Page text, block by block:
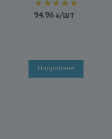
94.96 /шт
Подробнее